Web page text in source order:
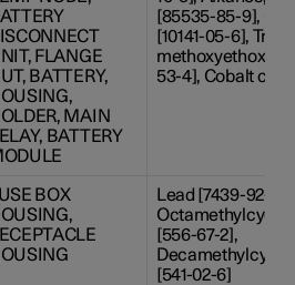
FLANGE
BATTERY,
MAIN
BATTERY
[85535-85-9],
[10141-05-6],
53-4], Cobalt
BOX
Lead [7439-92-1],
[556-67-2],
[541-02-6]